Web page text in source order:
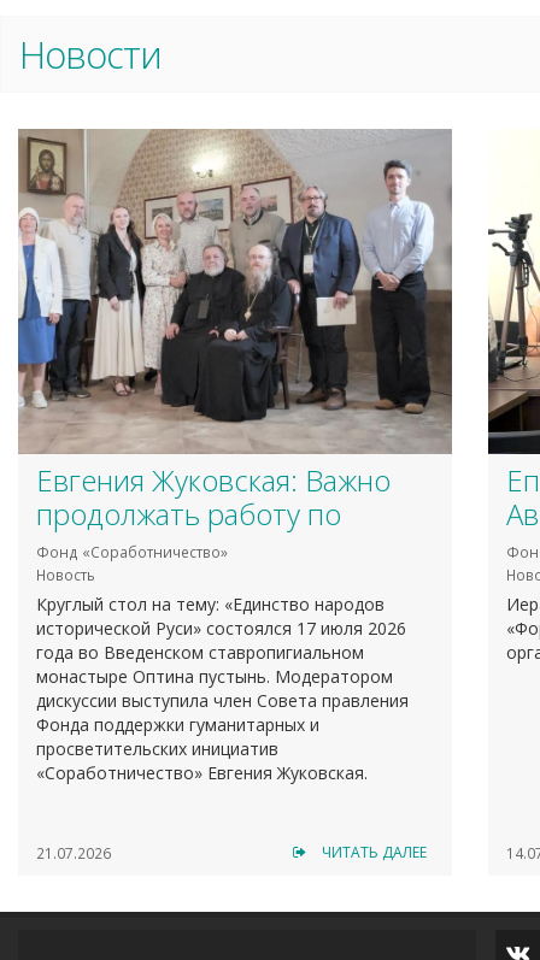
Новости
Евгения Жуковская: Важно
продолжать работу по
терминологическому
уточнению духовно-
нравственных ценностей
Фонд «Соработничество»
Новость
​Круглый стол на тему: «Единство народов
исторической Руси» состоялся 17 июля 2026
года во Введенском ставропигиальном
монастыре Оптина пустынь. Модератором
дискуссии выступила член Совета правления
Фонда поддержки гуманитарных и
просветительских инициатив
«Соработничество» Евгения Жуковская.
21.07.2026 ЧИТАТЬ ДАЛЕЕ
–